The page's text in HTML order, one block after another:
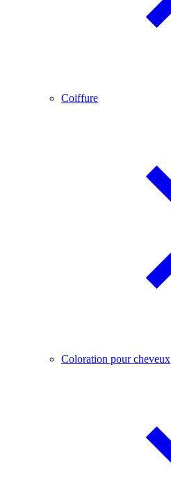
Coiffure
Coloration pour cheveux